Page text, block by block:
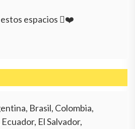
espacios ❤️
Brasil, Colombia,
El Salvador,